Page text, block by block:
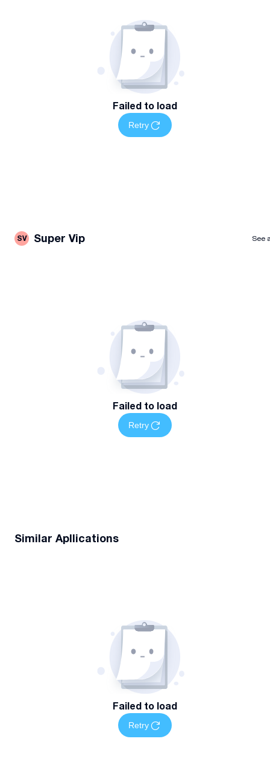
Failed to load
Retry
SV Super Vip See
Failed to load
Retry
Similar Apllications
Failed to load
Retry